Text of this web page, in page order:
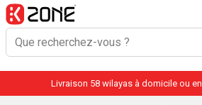
Livraison 58 wilayas à domicile ou